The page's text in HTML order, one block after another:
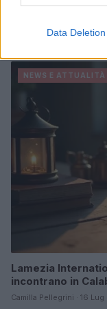
Data Deletion
tra carburanti,
NEWS E ATTUALITÀ
Lamezia
incontrano in
Camilla Pellegrini · 16